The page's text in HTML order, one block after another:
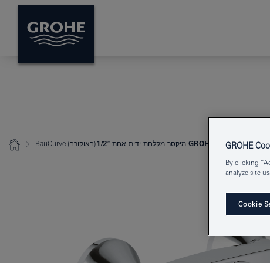
BauCurve (באוקורב) GROHE BauCurve מיקסר מקלחת ידית אחת 1/2″
GROHE
By clicking
analyze site
Cookie